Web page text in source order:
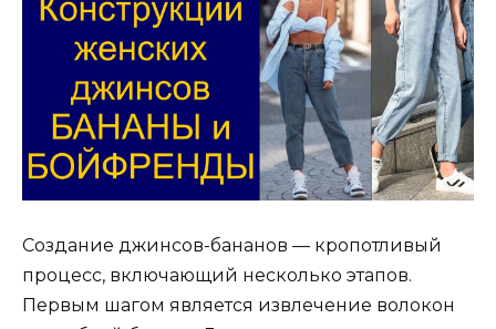
Создание джинсов-бананов — кропотливый
процесс, включающий несколько этапов.
Первым шагом является извлечение волокон